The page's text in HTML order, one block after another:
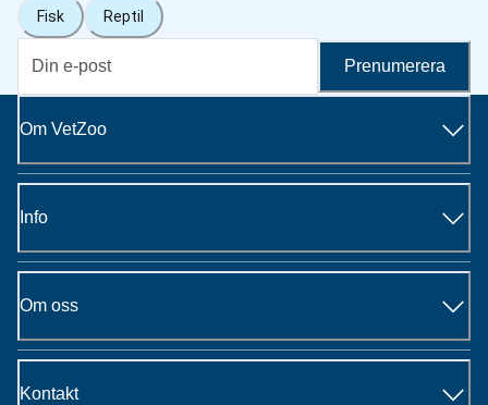
Fisk Reptil
Prenumerera
Om VetZoo
Info
Om oss
Kontakt